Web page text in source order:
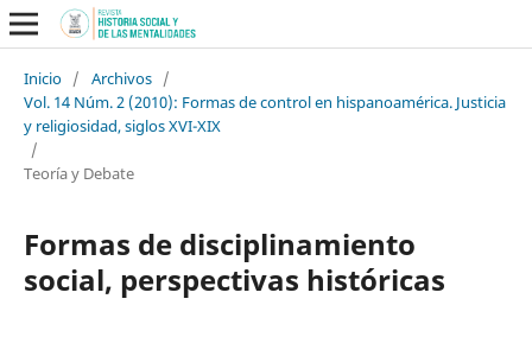
Inicio / Archivos /
Vol. 14 Núm. 2 (2010): Formas de control en hispanoamérica. Justicia
y religiosidad, siglos XVI-XIX
/
Teoría y Debate
Formas de disciplinamiento
social, perspectivas históricas